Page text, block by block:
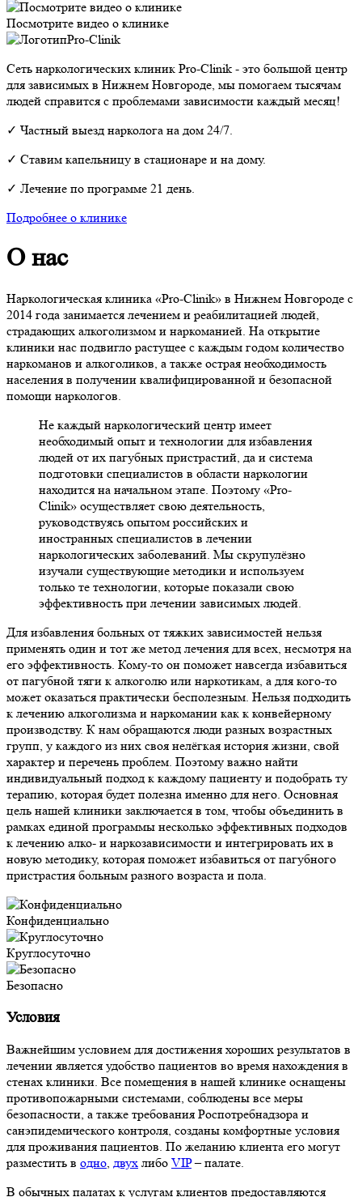
Посмотрите видео о клинике
Сеть наркологических клиник Pro-Clinik - это большой центр
для зависимых в Нижнем Новгороде, мы помогаем тысячам
людей справится с проблемами зависимости каждый месяц!
✓ Частный выезд нарколога на дом 24/7.
✓ Ставим капельницу в стационаре и на дому.
✓ Лечение по программе 21 день.
Подробнее о клинике
О нас
Наркологическая клиника «Pro-Clinik» в Нижнем Новгороде с
2014 года занимается лечением и реабилитацией людей,
страдающих алкоголизмом и наркоманией. На открытие
клиники нас подвигло растущее с каждым годом количество
наркоманов и алкоголиков, а также острая необходимость
населения в получении квалифицированной и безопасной
помощи наркологов.
Не каждый наркологический центр имеет
необходимый опыт и технологии для избавления
людей от их пагубных пристрастий, да и система
подготовки специалистов в области наркологии
находится на начальном этапе. Поэтому «Pro-
Clinik» осуществляет свою деятельность,
руководствуясь опытом российских и
иностранных специалистов в лечении
наркологических заболеваний. Мы скрупулёзно
изучали существующие методики и используем
только те технологии, которые показали свою
эффективность при лечении зависимых людей.
Для избавления больных от тяжких зависимостей нельзя
применять один и тот же метод лечения для всех, несмотря на
его эффективность. Кому-то он поможет навсегда избавиться
от пагубной тяги к алкоголю или наркотикам, а для кого-то
может оказаться практически бесполезным. Нельзя подходить
к лечению алкоголизма и наркомании как к конвейерному
производству. К нам обращаются люди разных возрастных
групп, у каждого из них своя нелёгкая история жизни, свой
характер и перечень проблем. Поэтому важно найти
индивидуальный подход к каждому пациенту и подобрать ту
терапию, которая будет полезна именно для него. Основная
цель нашей клиники заключается в том, чтобы объединить в
рамках единой программы несколько эффективных подходов
к лечению алко- и наркозависимости и интегрировать их в
новую методику, которая поможет избавиться от пагубного
пристрастия больным разного возраста и пола.
Конфиденциально
Круглосуточно
Безопасно
Условия
Важнейшим условием для достижения хороших результатов в
лечении является удобство пациентов во время нахождения в
стенах клиники. Все помещения в нашей клинике оснащены
противопожарными системами, соблюдены все меры
безопасности, а также требования Роспотребнадзора и
санэпидемического контроля, созданы комфортные условия
для проживания пациентов. По желанию клиента его могут
разместить в одно, двух либо VIP– палате.
В обычных палатах к услугам клиентов предоставляются